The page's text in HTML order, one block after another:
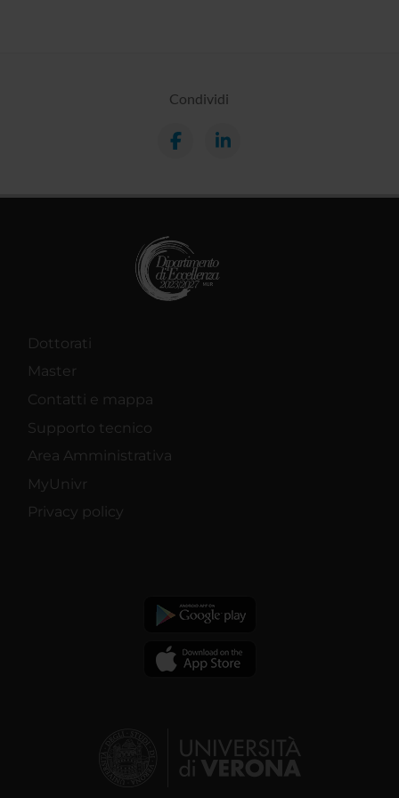
Condividi
Dottorati
Master
Contatti e mappa
Supporto tecnico
Area Amministrativa
MyUnivr
Privacy policy